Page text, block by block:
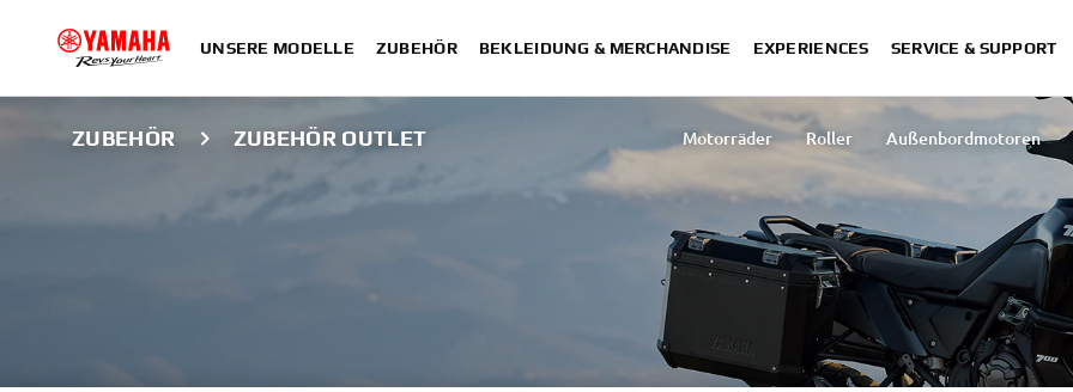
UNSERE MODELLE ZUBEHÖR BEKLEIDUNG & MERCHANDISE EXPERIENCES SERVICE & SUPPORT
ZUBEHÖR ZUBEHÖR OUTLET Motorräder Roller Außenbordmotoren
Golf Cars & Nutzfahrzeuge